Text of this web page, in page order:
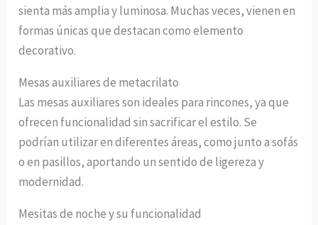
sienta más amplia y luminosa. Muchas veces, vienen en
formas únicas que destacan como elemento
decorativo.
Mesas auxiliares de metacrilato
Las mesas auxiliares son ideales para rincones, ya que
ofrecen funcionalidad sin sacrificar el estilo. Se
podrían utilizar en diferentes áreas, como junto a sofás
o en pasillos, aportando un sentido de ligereza y
modernidad.
Mesitas de noche y su funcionalidad